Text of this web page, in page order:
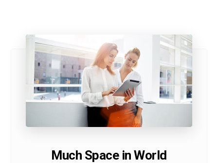
Much Space in World